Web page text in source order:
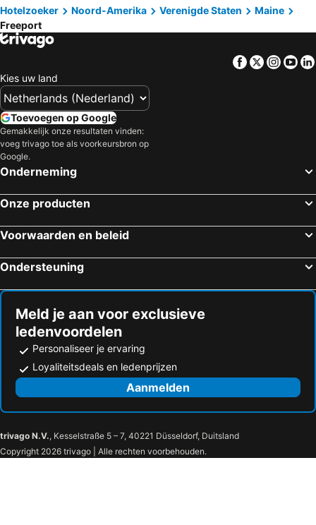
Auburn, Maine Hotels
Sebago, Maine Hotels
Windsor, Maine Hotels
Albany, New Hampshire Hotels
Camden, Maine Hotels
Bangor, Maine Hotels
Greenville, Maine Hotels
Belfast, Maine Hotels
Millinocket, Maine Hotels
Skowhegan, Maine Hotels
Dedham, Maine Hotels
Las Vegas, Nevada Hotels
Orlando, Florida Hotels
Miami, Florida Hotels
Honolulu, Hawaii Hotels
Hotelzoeker Noord-Amerika Verenigde Staten
Maine
Freeport
Facebook
Twitter
Kies uw land
Toevoegen op Google
Gemakkelijk onze resultaten vinden:
voeg trivago toe als voorkeursbron op
Google.
Onderneming
Onze producten
Voorwaarden en beleid
Ondersteuning
Meld je aan voor exclusieve
ledenvoordelen
Personaliseer je ervaring
Loyaliteitsdeals en ledenprijzen
Aanmelden
trivago N.V., Kesselstraße 5 – 7, 40221 Düsseldorf, Duitsland
Copyright 2026 trivago | Alle rechten voorbehouden.